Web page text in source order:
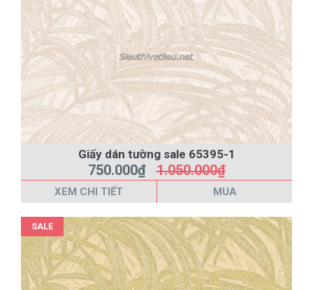
Giấy dán tường sale 65395-1
750.000₫1.050.000₫
XEM CHI TIẾT MUA
SALE